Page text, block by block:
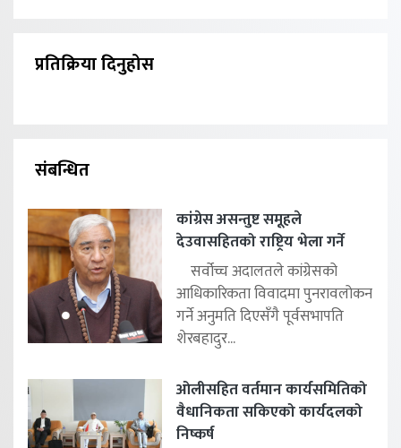
प्रतिक्रिया दिनुहोस
संबन्धित
कांग्रेस असन्तुष्ट समूहले
देउवासहितको राष्ट्रिय भेला गर्ने
सर्वोच्च अदालतले कांग्रेसको
आधिकारिकता विवादमा पुनरावलोकन
गर्ने अनुमति दिएसँगै पूर्वसभापति
शेरबहादुर...
ओलीसहित वर्तमान कार्यसमितिको
वैधानिकता सकिएको कार्यदलको
निष्कर्ष